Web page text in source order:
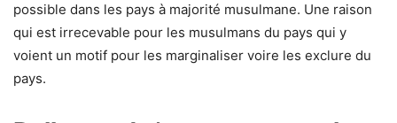
possible dans les pays à majorité musulmane. Une raison
qui est irrecevable pour les musulmans du pays qui y
voient un motif pour les marginaliser voire les exclure du
pays.